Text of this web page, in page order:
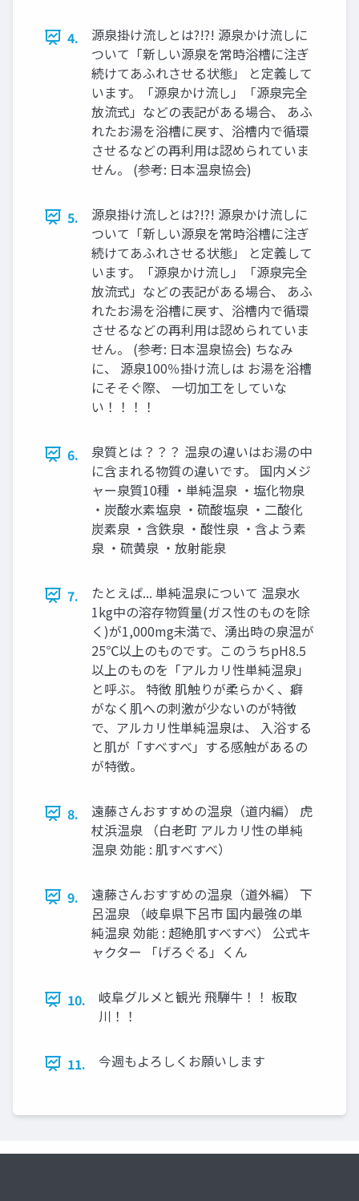
4.
源泉掛け流しとは?!?! 源泉かけ流しに
ついて「新しい源泉を常時浴槽に注ぎ
続けてあふれさせる状態」 と定義して
います。「源泉かけ流し」「源泉完全
放流式」などの表記がある場合、 あふ
れたお湯を浴槽に戻す、浴槽内で循環
させるなどの再利用は認められていま
せん。 (参考: 日本温泉協会)
5.
源泉掛け流しとは?!?! 源泉かけ流しに
ついて「新しい源泉を常時浴槽に注ぎ
続けてあふれさせる状態」 と定義して
います。「源泉かけ流し」「源泉完全
放流式」などの表記がある場合、 あふ
れたお湯を浴槽に戻す、浴槽内で循環
させるなどの再利用は認められていま
せん。 (参考: 日本温泉協会) ちなみ
に、 源泉100％掛け流しは お湯を浴槽
にそそぐ際、 一切加工をしていな
い！！！！
6.
泉質とは？？？ 温泉の違いはお湯の中
に含まれる物質の違いです。 国内メジ
ャー泉質10種 ・単純温泉 ・塩化物泉
・炭酸水素塩泉 ・硫酸塩泉 ・二酸化
炭素泉 ・含鉄泉 ・酸性泉 ・含よう素
泉 ・硫黄泉 ・放射能泉
7.
たとえば... 単純温泉について 温泉水
1kg中の溶存物質量(ガス性のものを除
く)が1,000mg未満で、湧出時の泉温が
25℃以上のものです。このうちpH8.5
以上のものを「アルカリ性単純温泉」
と呼ぶ。 特徴 肌触りが柔らかく、癖
がなく肌への刺激が少ないのが特徴
で、アルカリ性単純温泉は、 入浴する
と肌が「すべすべ」する感触があるの
が特徴。
8.
遠藤さんおすすめの温泉（道内編） 虎
杖浜温泉 （白老町 アルカリ性の単純
温泉 効能 : 肌すべすべ）
9.
遠藤さんおすすめの温泉（道外編） 下
呂温泉 （岐阜県下呂市 国内最強の単
純温泉 効能 : 超絶肌すべすべ） 公式キ
ャクター 「げろぐる」くん
10.
岐阜グルメと観光 飛騨牛！！ 板取
川！！
11. 今週もよろしくお願いします